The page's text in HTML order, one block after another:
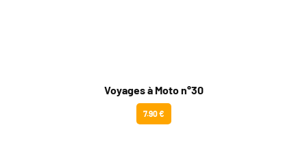
Voyages à Moto n°30
7.90 €